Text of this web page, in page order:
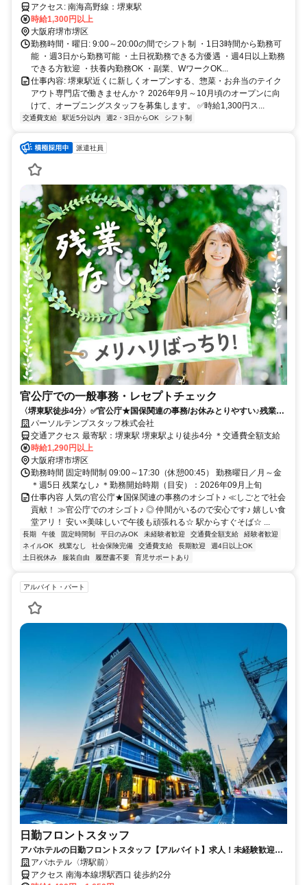
アクセス: 南海高野線：堺東駅
時給1,300円以上
大阪府堺市堺区
勤務時間・曜日: 9:00～20:00の間でシフト制 ・1日3時間から勤務可
能 ・週3日から勤務可能 ・土日祝勤務できる方優遇 ・週4日以上勤務
できる方歓迎 ・扶養内勤務OK ・副業、WワークOK...
仕事内容: 堺東駅近くに新しくオープンする、惣菜・お弁当のテイク
アウト専門店で働きませんか？ 2026年9月～10月頃のオープンに向
けて、オープニングスタッフを募集します。 ✅時給1,300円ス...
交通費支給 駅近5分以内 週2・3日からOK シフト制
派遣社員
官公庁での一般事務・レセプトチェック
〈堺東駅徒歩4分〉✅️官公庁★国保関連の事務/お休みとりやすい♪残業な
し♪パーソルテンプスタッフ株式会社
交通アクセス 最寄駅：堺東駅 堺東駅より徒歩4分 ＊交通費全額支給
時給1,290円以上
大阪府堺市堺区
勤務時間 固定時間制 09:00～17:30（休憩00:45） 勤務曜日／月～金
＊週5日 残業なし♪ ＊勤務開始時期（目安）：2026年09月上旬
仕事内容 人気の官公庁★国保関連の事務のオシゴト♪ ≪しごとで社会
貢献！ ≫官公庁でのオシゴト♪ ◎ 仲間がいるので安心です♪ 嬉しい食
堂アリ！ 安い×美味しいで午後も頑張れる☆ 駅からすぐそば☆ ...
長期 午後 固定時間制 平日のみOK 未経験者歓迎 交通費全額支給
経験者歓迎
ネイルOK
残業なし 社会保険完備 交通費支給 長期歓迎
週4日以上OK
土日祝休み
服装自由 履歴書不要 育児サポートあり
アルバイト・パート
日勤フロントスタッフ
アパホテルの日勤フロントスタッフ【アルバイト】求人！未経験歓迎＆
研修充実で安心スタート
アパホテル〈堺駅前〉
アクセス 南海本線堺駅西口 徒歩約2分